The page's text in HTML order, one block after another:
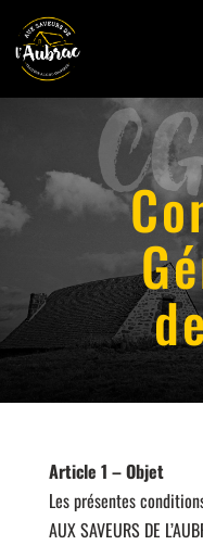
Article 1 – Objet
Les présentes
AUX SAVEURS DE